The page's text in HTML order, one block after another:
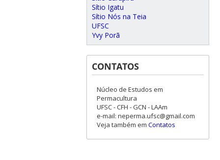
Sítio Igatu
Sítio Nós na Teia
UFSC
Yvy Porã
CONTATOS
Núcleo de Estudos em
Permacultura
UFSC - CFH - GCN - LAAm
e-mail: neperma.ufsc@gmail.com
Veja também em Contatos